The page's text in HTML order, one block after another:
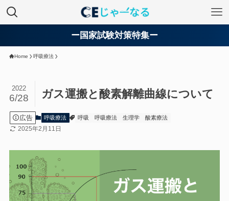
ー国家試験対策特集ー
Home 呼吸療法
ガス運搬と酸素解離曲線について
2022
6/28
広告 呼吸療法 呼吸 呼吸療法 生理学 酸素療法
2025年2月11日